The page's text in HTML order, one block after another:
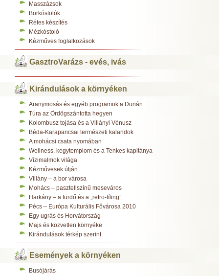
Masszázsok
Borkóstolók
Rétes készítés
Mézkóstoló
Kézműves foglalkozások
GasztroVarázs - evés, ivás
Kirándulások a környéken
Aranymosás és egyéb programok a Dunán
Túra az Ördögszántotta hegyen
Kolombusz tojása és a Villányi Vénusz
Béda-Karapancsai természeti kalandok
A mohácsi csata nyomában
Wellness, kegytemplom és a Tenkes kapitánya
Vízimalmok világa
Kézművesek útján
Villány – a bor városa
Mohács – pasztellszínű meseváros
Harkány – a fürdő és a „retro-fíling”
Pécs – Európa Kulturális Fővárosa 2010
Egy ugrás és Horvátország
Majs és közvetlen környéke
Kirándulások térkép szerint
Események a környéken
Busójárás